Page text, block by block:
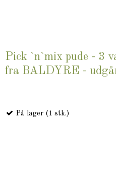
Pick `n`mix pude - 3
fra BALDYRE -
På lager (1 stk.)